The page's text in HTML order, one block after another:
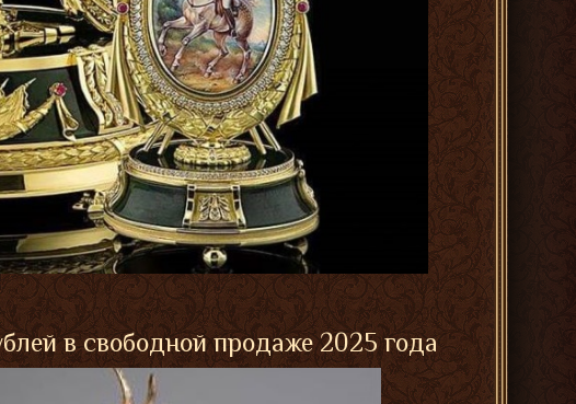
в свободной продаже 2025 года